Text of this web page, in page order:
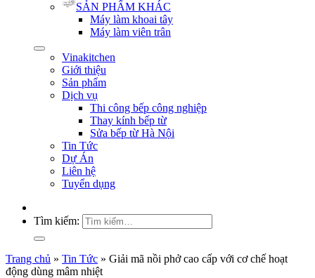
SẢN PHẨM KHÁC
Máy làm khoai tây
Máy làm viên trân
Vinakitchen
Giới thiệu
Sản phẩm
Dịch vụ
Thi công bếp công nghiệp
Thay kính bếp từ
Sửa bếp từ Hà Nội
Tin Tức
Dự Án
Liên hệ
Tuyển dụng
Tìm kiếm:
Trang chủ » Tin Tức » Giải mã nồi phở cao cấp với cơ chế hoạt
động dùng mâm nhiệt